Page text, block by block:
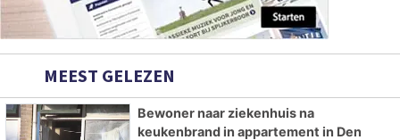
MEEST GELEZEN
Bewoner naar ziekenhuis na
keukenbrand in appartement in Den